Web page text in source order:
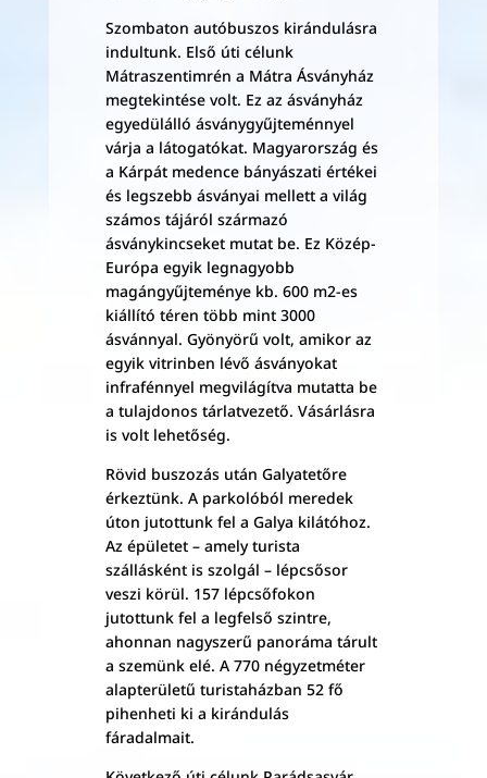
Szombaton autóbuszos kirándulásra
indultunk. Első úti célunk
Mátraszentimrén a Mátra Ásványház
megtekintése volt. Ez az ásványház
egyedülálló ásványgyűjteménnyel
várja a látogatókat. Magyarország és
a Kárpát medence bányászati értékei
és legszebb ásványai mellett a világ
számos tájáról származó
ásványkincseket mutat be. Ez Közép-
Európa egyik legnagyobb
magángyűjteménye kb. 600 m2-es
kiállító téren több mint 3000
ásvánnyal. Gyönyörű volt, amikor az
egyik vitrinben lévő ásványokat
infrafénnyel megvilágítva mutatta be
a tulajdonos tárlatvezető. Vásárlásra
is volt lehetőség.
Rövid buszozás után Galyatetőre
érkeztünk. A parkolóból meredek
úton jutottunk fel a Galya kilátóhoz.
Az épületet – amely turista
szállásként is szolgál – lépcsősor
veszi körül. 157 lépcsőfokon
jutottunk fel a legfelső szintre,
ahonnan nagyszerű panoráma tárult
a szemünk elé. A 770 négyzetméter
alapterületű turistaházban 52 fő
pihenheti ki a kirándulás
fáradalmait.